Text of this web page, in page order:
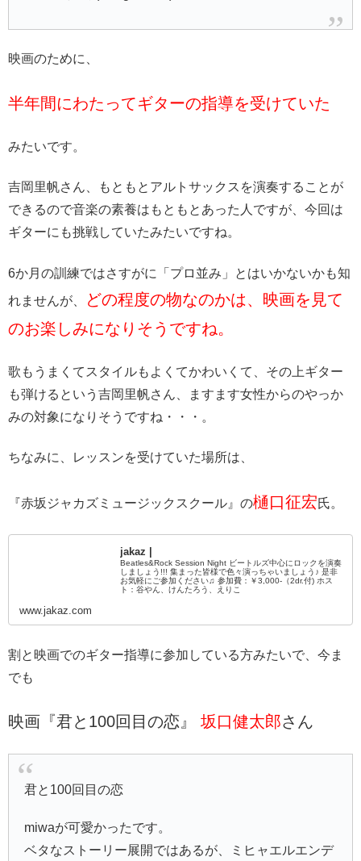
映画のために、
半年間にわたってギターの指導を受けていた
みたいです。
吉岡里帆さん、もともとアルトサックスを演奏することが
できるので音楽の素養はもともとあった人ですが、今回は
ギターにも挑戦していたみたいですね。
6か月の訓練ではさすがに「プロ並み」とはいかないかも知
れませんが、
どの程度の物なのかは、映画を見て
のお楽しみになりそうですね。
歌もうまくてスタイルもよくてかわいくて、その上ギター
も弾けるという吉岡里帆さん、ますます女性からのやっか
みの対象になりそうですね・・・。
ちなみに、レッスンを受けていた場所は、
『赤坂ジャカズミュージックスクール』の樋口征宏氏。
jakaz |
Beatles&Rock Session Night ビートルズ中心にロックを演奏
しましょう!!! 集まった皆様で色々演っちゃいましょう♪ 是非
お気軽にご参加ください♫ 参加費：￥3,000-（2dr.付) ホス
ト：谷やん、けんたろう、えりこ
www.jakaz.com
割と映画でのギター指導に参加している方みたいで、今ま
でも
映画『君と100回目の恋』 坂口健太郎さん
君と100回目の恋
miwaが可愛かったです。
ベタなストーリー展開ではあるが、ミヒャエルエンデ